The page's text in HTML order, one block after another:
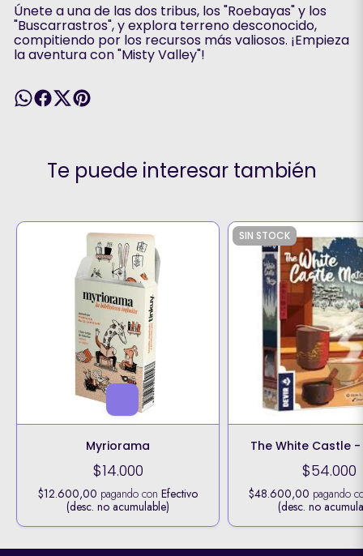
Únete a una de las dos tribus, los "Roebayas" y los
"Buscarrastros", y explora terreno desconocido,
compitiendo por los recursos más valiosos. ¡Empieza
la aventura con "Misty Valley"!
Te puede interesar también
Myriorama
$14.000
$12.600,00 pagando conEfectivo
(desc. no acumulable)
SIN STOCK
The White Castle
$54.000
$48.600,00 pagando
(desc. no